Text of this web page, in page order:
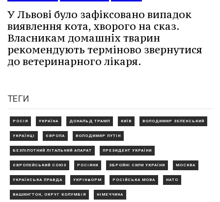
У Львові було зафіксовано випадок
виявлення кота, хворого на сказ.
Власникам домашніх тварин
рекомендують терміново звернутися
до ветеринарного лікаря.
ТЕГИ
РОСІЯ УКРАЇНА ДОНАЛЬД ТРАМП КИЇВ ВОЛОДИМИР ЗЕЛЕНСЬКИЙ
УКРАЇНЦІ ЄВРОПА ВОЛОДИМИР ПУТІН
БЕЗПІЛОТНИЙ ЛІТАЛЬНИЙ АПАРАТ ПРЕЗИДЕНТ УКРАЇНИ
ЄВРОПЕЙСЬКИЙ СОЮЗ РОСІЯНИ ЗБРОЙНІ СИЛИ УКРАЇНИ МОСКВА
УКРАЇНСЬКА ПРАВДА УКРІНФОРМ РОСІЙСЬКА МОВА НАТО
ВАШИНГТОН, ОКРУГ КОЛУМБІЯ НІМЕЧЧИНА